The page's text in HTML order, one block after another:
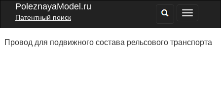
PoleznayaModel.ru
Патентный поиск
Провод для подвижного состава рельсового транспорта